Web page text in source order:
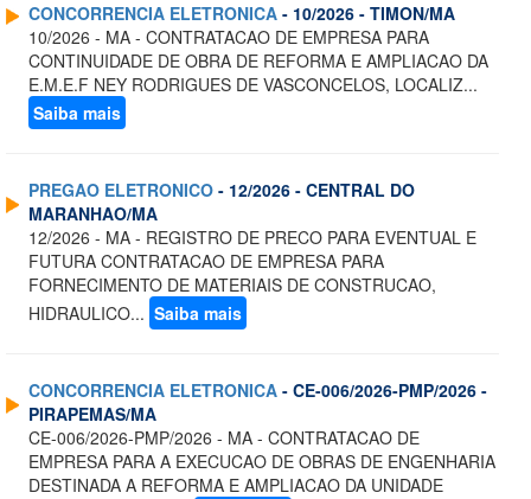
CONCORRENCIA ELETRONICA - 10/2026 - TIMON/MA
10/2026 - MA - CONTRATACAO DE EMPRESA PARA
CONTINUIDADE DE OBRA DE REFORMA E AMPLIACAO DA
E.M.E.F NEY RODRIGUES DE VASCONCELOS, LOCALIZ...
Saiba mais
PREGAO ELETRONICO - 12/2026 - CENTRAL DO
MARANHAO/MA
12/2026 - MA - REGISTRO DE PRECO PARA EVENTUAL E
FUTURA CONTRATACAO DE EMPRESA PARA
FORNECIMENTO DE MATERIAIS DE CONSTRUCAO,
HIDRAULICO... Saiba mais
CONCORRENCIA ELETRONICA - CE-006/2026-PMP/2026 -
PIRAPEMAS/MA
CE-006/2026-PMP/2026 - MA - CONTRATACAO DE
EMPRESA PARA A EXECUCAO DE OBRAS DE ENGENHARIA
DESTINADA A REFORMA E AMPLIACAO DA UNIDADE